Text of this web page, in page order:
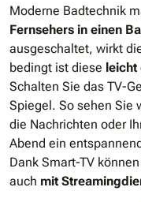
Moderne Badtechnik
Fernsehers in einen
ausgeschaltet, wirkt
bedingt ist diese leicht
Schalten Sie das TV-
Spiegel. So sehen Sie
die Nachrichten oder
Abend ein
Dank Smart-TV
auch mit